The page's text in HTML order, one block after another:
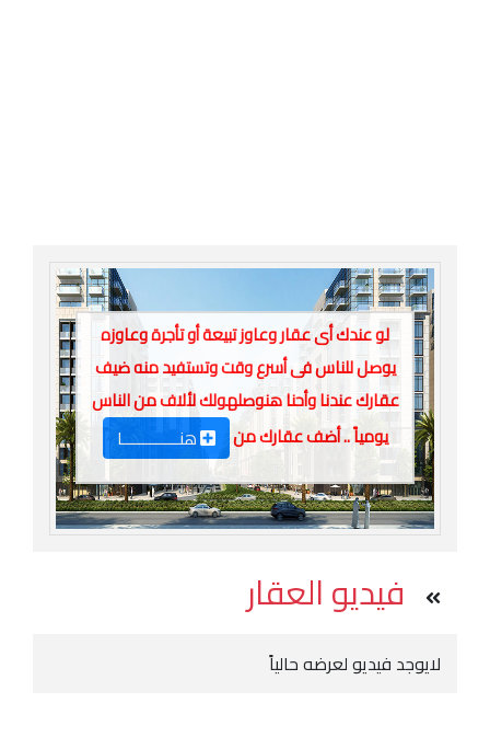
لو عندك أى عقار وعاوز تبيعة أو تأجرة وعاوزه
يوصل للناس فى أسرع وقت وتستفيد منه ضيف
عقارك عندنا وأحنا هنوصلهولك لألاف من الناس
يومياً .. أضف عقارك من
هنـــــــــــــا
فيديو العقار
لايوجد فيديو لعرضه حالياً